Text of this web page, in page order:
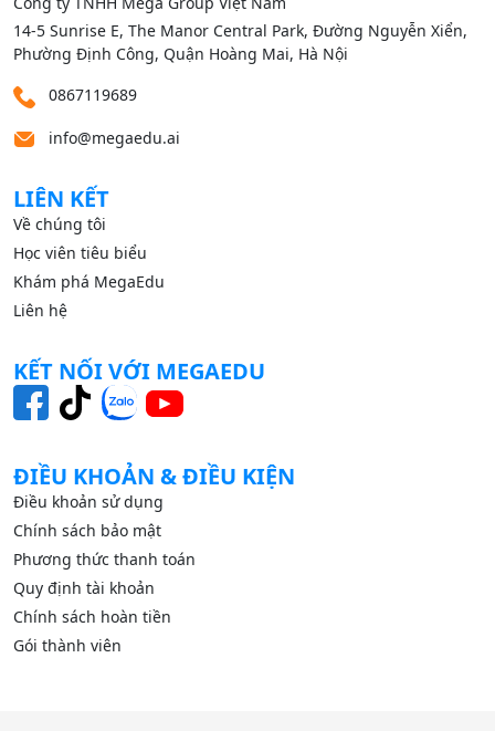
14‑5 Sunrise E, The Manor Central Park, Đường Nguyễn Xiển,
Phường Định Công, Quận Hoàng Mai, Hà Nội
0867119689
info@megaedu.ai
LIÊN KẾT
Về chúng tôi
Học viên tiêu biểu
Khám phá MegaEdu
Liên hệ
KẾT NỐI VỚI MEGAEDU
ĐIỀU KHOẢN & ĐIỀU KIỆN
Điều khoản sử dụng
Chính sách bảo mật
Phương thức thanh toán
Quy định tài khoản
Chính sách hoàn tiền
Gói thành viên